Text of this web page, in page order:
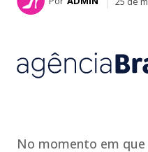
No momento em que